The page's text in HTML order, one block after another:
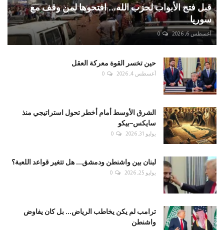
قبل فتح الأبواب لحزب الله... افتحوها لمن وقف مع
سوريا
أغسطس 6, 2026 0
حين تخسر القوة معركة العقل
أغسطس 4, 2026 0
الشرق الأوسط أمام أخطر تحول استراتيجي منذ
سايكس–بيكو
يوليو 31, 2026 0
لبنان بين واشنطن ودمشق... هل تتغير قواعد اللعبة؟
يوليو 25, 2026 0
ترامب لم يكن يخاطب الرياض... بل كان يفاوض
واشنطن